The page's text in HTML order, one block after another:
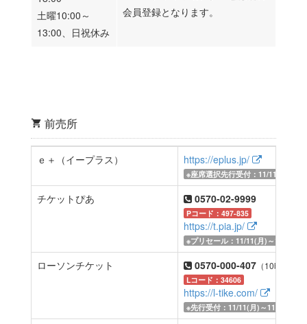
土曜10:00～
13:00、日祝休み
会員登録となります。
前売所
ｅ＋（イープラス） https://eplus.jp/
※座席選択先行受付：11/11(月)～
チケットぴあ 0570-02-9999
Pコード：497-835
https://t.pia.jp/
※プリセール：11/11(月)～11/14（
ローソンチケット 0570-000-407 （10時～20
Lコード：34606
https://l-tike.com/
※先行受付：11/11(月)～11/14（木